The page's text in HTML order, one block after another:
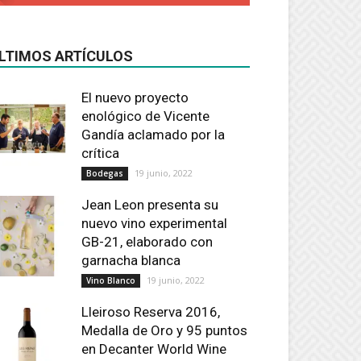
ARTÍCULOS
El nuevo proyecto
enológico de Vicente
Gandía aclamado por la
crítica
Bodegas 19 junio, 2022
Jean Leon presenta su
nuevo vino experimental
GB-21, elaborado con
garnacha blanca
Vino Blanco 19 junio, 2022
Lleiroso Reserva 2016,
Medalla de Oro y 95 puntos
en Decanter World Wine